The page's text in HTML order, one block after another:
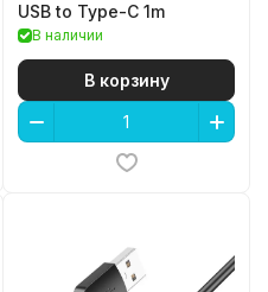
USB to Type-C 1m
В наличии
В корзину